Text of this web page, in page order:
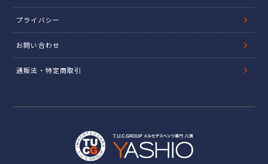
プライバシー
お問い合わせ
通販法・特定商取引